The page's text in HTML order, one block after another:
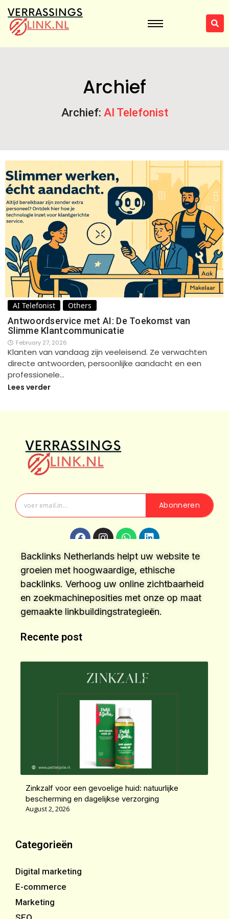
Archief
Archief: AI Telefonist
AI Telefonist Others
Antwoordservice met AI: De Toekomst van
Slimme Klantcommunicatie
February 27, 2026
Klanten van vandaag zijn veeleisend. Ze verwachten
directe antwoorden, persoonlijke aandacht en een
professionele…
Lees verder
Abonneren
Backlinks Netherlands helpt uw website te
groeien met hoogwaardige, ethische
backlinks. Verhoog uw online zichtbaarheid
en zoekmachineposities met onze op maat
gemaakte linkbuildingstrategieën.
Recente post
Zinkzalf voor een gevoelige huid: natuurlijke
bescherming en dagelijkse verzorging
August 2, 2026
Categorieën
Digital marketing
E-commerce
Marketing